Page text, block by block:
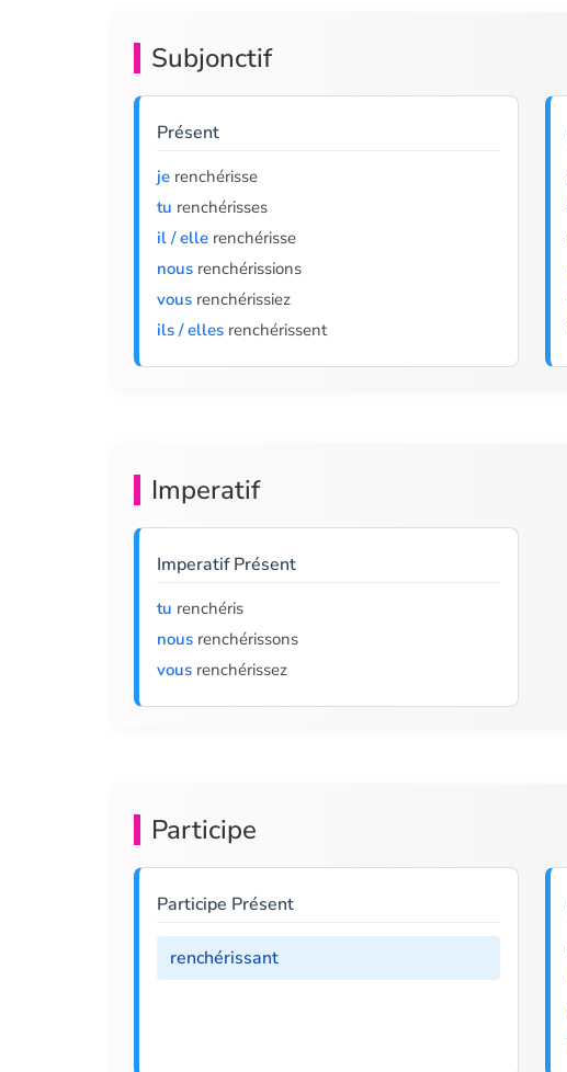
Subjonctif
Présent
je renchérisse
tu renchérisses
il / elle renchérisse
nous renchérissions
vous renchérissiez
ils / elles renchérissent
Imperatif
Imperatif Présent
tu renchéris
nous renchérissons
vous renchérissez
Participe
Participe Présent
renchérissant